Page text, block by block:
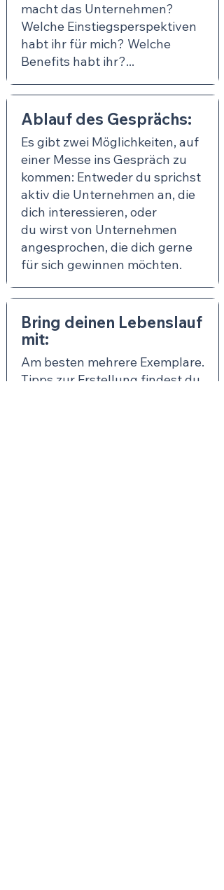
macht das Unternehmen?
Welche Einstiegsperspektiven
habt ihr für mich? Welche
Benefits habt ihr?...
Ablauf des Gesprächs:
Es gibt zwei Möglichkeiten, auf
einer Messe ins Gespräch zu
kommen: Entweder du sprichst
aktiv die Unternehmen an, die
dich interessieren, oder
du wirst von Unternehmen
angesprochen, die dich gerne
für sich gewinnen möchten.
Bring deinen Lebenslauf
mit:
Am besten mehrere Exemplare.
Tipps zur Erstellung findest du